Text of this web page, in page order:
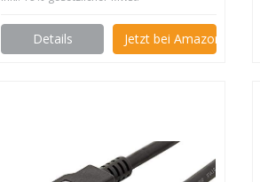
Details Jetzt bei Amazon kaufen